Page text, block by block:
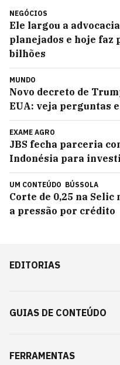
NEGÓCIOS
Ele largou a
planejados e hoje faz
bilhões
MUNDO
Novo decreto de
EUA: veja perguntas
EXAME AGRO
JBS fecha parceria
Indonésia para
UM CONTEÚDO BÚSSOLA
Corte de 0,25 na
a pressão por crédito
EDITORIAS
GUIAS DE CONTEÚDO
FERRAMENTAS